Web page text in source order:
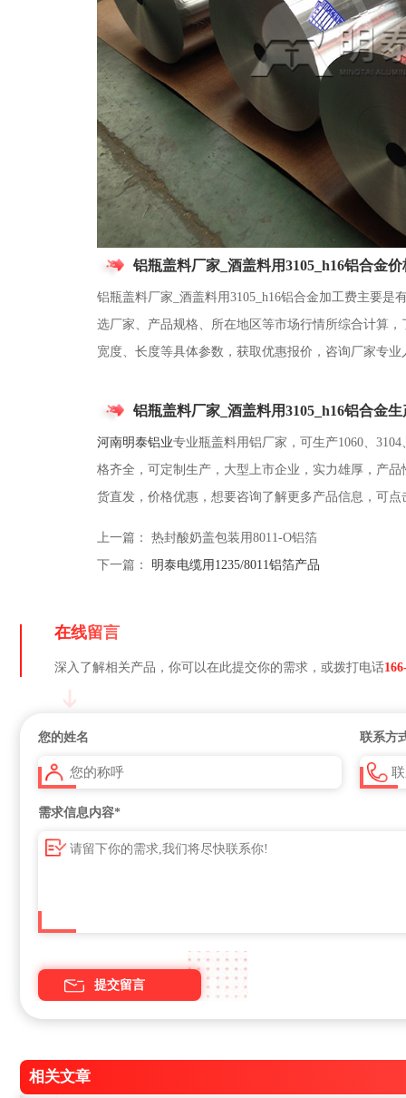
铝瓶盖料厂家_酒盖料用3105_h16铝合金价
铝瓶盖料厂家_酒盖料用3105_h16铝合金加工费主要是
选厂家、产品规格、所在地区等市场行情所综合计算
宽度、长度等具体参数，获取优惠报价，咨询厂家专业
铝瓶盖料厂家_酒盖料用3105_h16铝合金
河南明泰铝业专业瓶盖料用铝厂家，可生产1060、
格齐全，可定制生产，大型上市企业，实力雄厚，产
货直发，价格优惠，想要咨询了解更多产品信息，可
上一篇：
热封酸奶盖包装用8011-O铝箔
下一篇：
明泰电缆用1235/8011铝箔产品
在线留言
深入了解相关产品，你可以在此提交你的需求，或拨打电话
您的姓名 联系方
需求信息内容*
相关文章